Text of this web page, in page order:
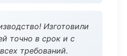
Изготовили
точно в срок и с
требований.